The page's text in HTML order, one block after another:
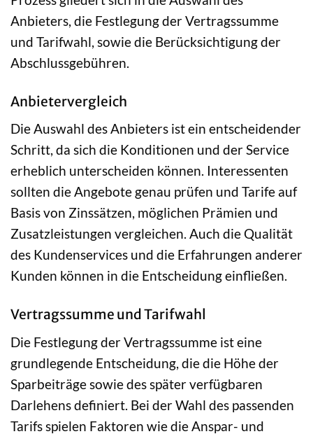
Anbieters, die Festlegung der Vertragssumme
und Tarifwahl, sowie die Berücksichtigung der
Abschlussgebühren.
Anbietervergleich
Die Auswahl des Anbieters ist ein entscheidender
Schritt, da sich die Konditionen und der Service
erheblich unterscheiden können. Interessenten
sollten die Angebote genau prüfen und Tarife auf
Basis von Zinssätzen, möglichen Prämien und
Zusatzleistungen vergleichen. Auch die Qualität
des Kundenservices und die Erfahrungen anderer
Kunden können in die Entscheidung einfließen.
Vertragssumme und Tarifwahl
Die Festlegung der Vertragssumme ist eine
grundlegende Entscheidung, die die Höhe der
Sparbeiträge sowie des später verfügbaren
Darlehens definiert. Bei der Wahl des passenden
Tarifs spielen Faktoren wie die Anspar- und